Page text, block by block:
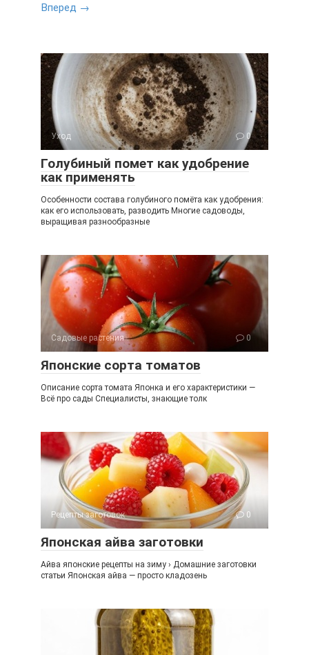
Вперед →
Уход 0
Голубиный помет как удобрение
как применять
Особенности состава голубиного помёта как удобрения:
как его использовать, разводить Многие садоводы,
выращивая разнообразные
Садовые растения 0
Японские сорта томатов
Описание сорта томата Японка и его характеристики —
Всё про сады Специалисты, знающие толк
Рецепты заготовок 0
Японская айва заготовки
Айва японские рецепты на зиму › Домашние заготовки
статьи Японская айва — просто кладозень